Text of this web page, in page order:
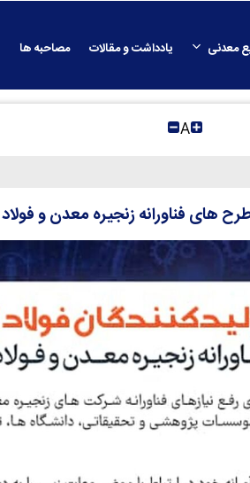
معدنی یادداشت و مقالات مصاحبه ها
A
های فناورانه زنجیره معدن و فولاد